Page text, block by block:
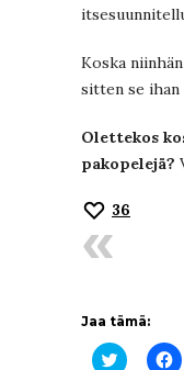
Koska
sitten se
Olettekos
pakopelejä?
36
Jaa tämä:
Jaa Jaa